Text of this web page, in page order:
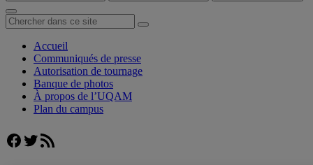
Accueil
Communiqués de presse
Autorisation de tournage
Banque de photos
À propos de l’UQAM
Plan du campus
Facebook
Twitter
Flux RSS